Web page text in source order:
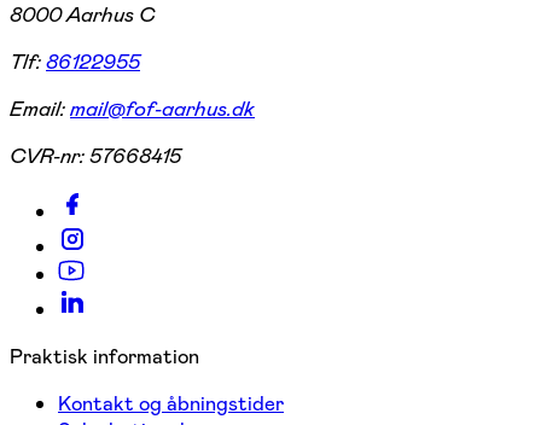
8000 Aarhus C
Tlf:86122955
Email:mail@fof-aarhus.dk
CVR-nr:57668415
Praktisk information
Kontakt og åbningstider